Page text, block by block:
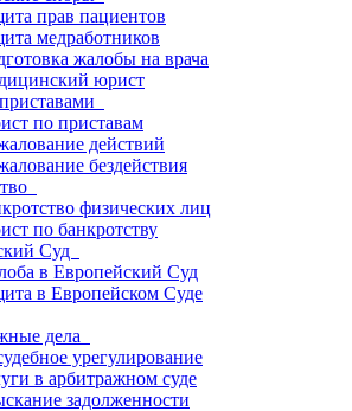
прав пациентов
медработников
жалобы на врача
юрист
по приставам
действий
бездействия
физических лиц
по банкротству
Суд
в Европейский Суд
в Европейском Суде
дела
урегулирование
в арбитражном суде
задолженности